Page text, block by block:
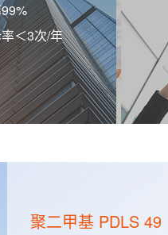
＜3次/年
聚二甲基 PDLS 49